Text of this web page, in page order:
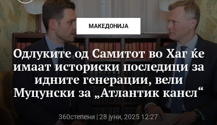
МАКЕДОНИЈА
Одлуките од Самитот во Хаг ќе
имаат историски последици за
идните генерации, вели
Муцунски за „Атлантик кансл“
360степени | 28 јуни, 2025 12:27